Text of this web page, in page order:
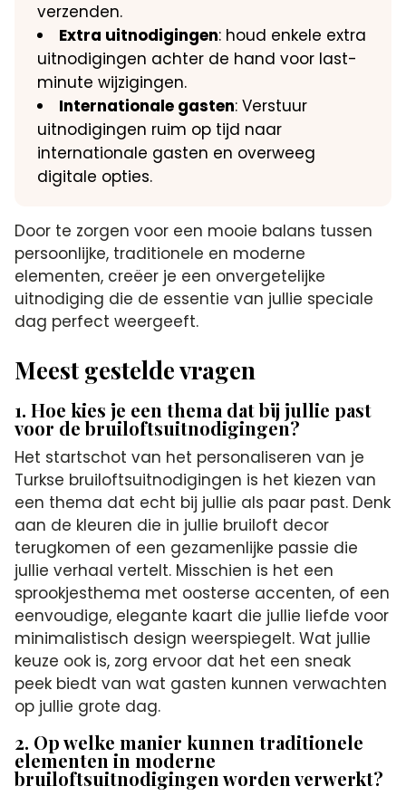
verzenden.
Extra uitnodigingen: houd enkele extra
uitnodigingen achter de hand voor last-
minute wijzigingen.
Internationale gasten: Verstuur
uitnodigingen ruim op tijd naar
internationale gasten en overweeg
digitale opties.
Door te zorgen voor een mooie balans tussen
persoonlijke, traditionele en moderne
elementen, creëer je een onvergetelijke
uitnodiging die de essentie van jullie speciale
dag perfect weergeeft.
Meest gestelde vragen
1. Hoe kies je een thema dat bij jullie past
voor de bruiloftsuitnodigingen?
Het startschot van het personaliseren van je
Turkse bruiloftsuitnodigingen is het kiezen van
een thema dat echt bij jullie als paar past. Denk
aan de kleuren die in jullie bruiloft decor
terugkomen of een gezamenlijke passie die
jullie verhaal vertelt. Misschien is het een
sprookjesthema met oosterse accenten, of een
eenvoudige, elegante kaart die jullie liefde voor
minimalistisch design weerspiegelt. Wat jullie
keuze ook is, zorg ervoor dat het een sneak
peek biedt van wat gasten kunnen verwachten
op jullie grote dag.
2. Op welke manier kunnen traditionele
elementen in moderne
bruiloftsuitnodigingen worden verwerkt?